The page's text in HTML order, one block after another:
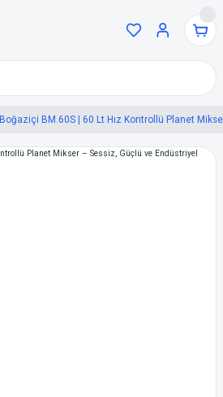
Boğaziçi BM.60S | 60 Lt Hız Kontrollü Planet